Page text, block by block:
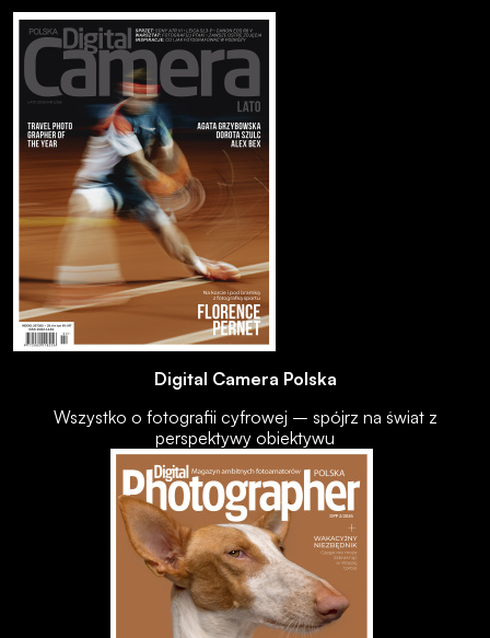
Digital Camera Polska
Wszystko o fotografii cyfrowej – spójrz na świat z
perspektywy obiektywu